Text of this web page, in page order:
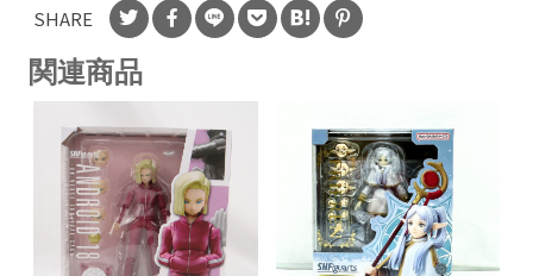
SHARE
関連商品